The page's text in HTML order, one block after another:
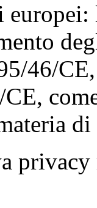
46/
privacy